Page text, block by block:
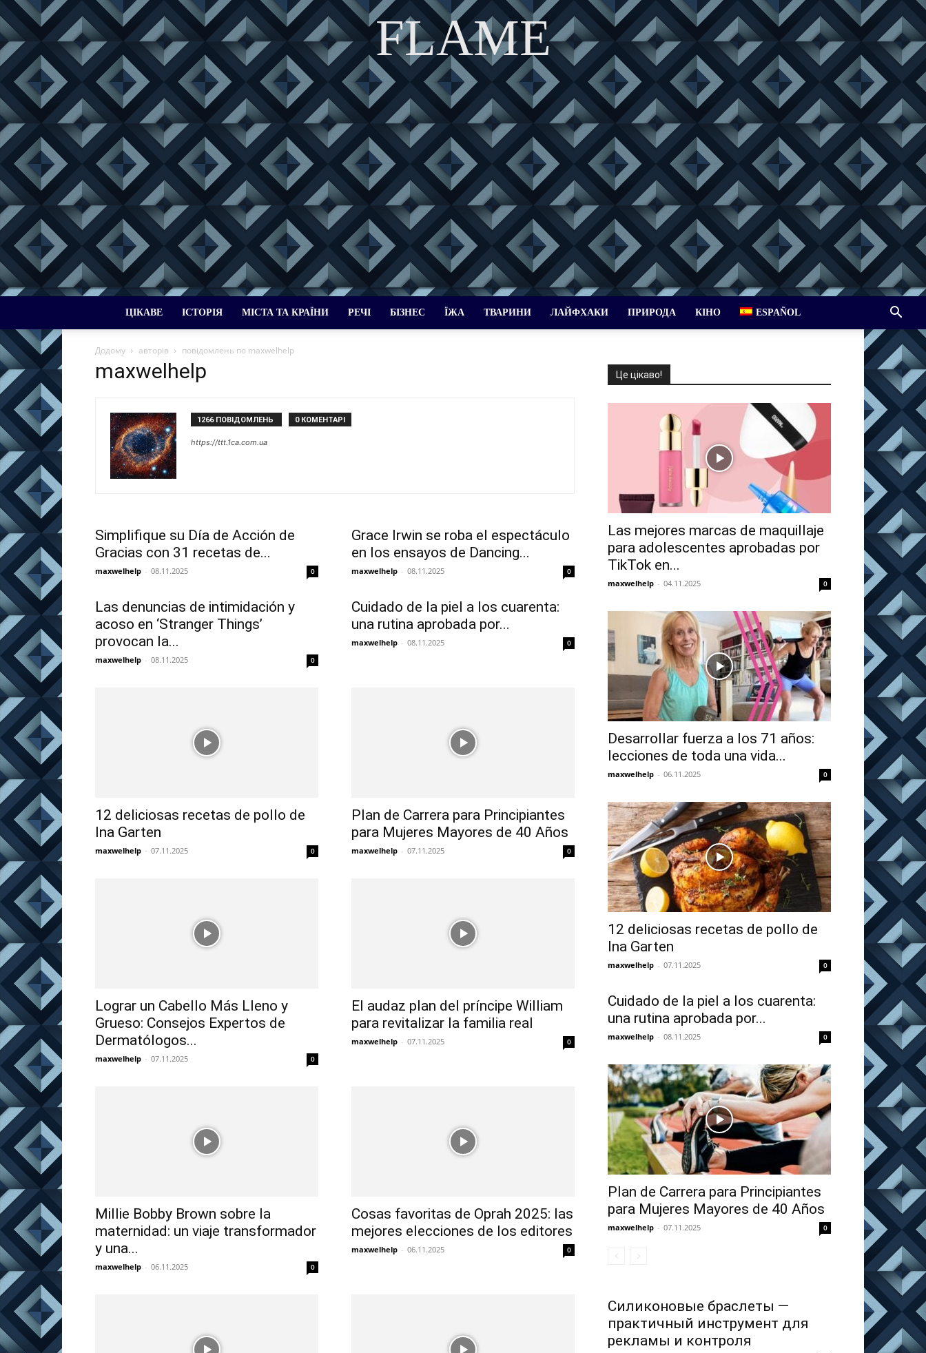
FLAME
DISCOVER THE ART OF PUBLISHING
ЦІКАВЕ ІСТОРІЯ МІСТА ТА КРАЇНИ РЕЧІ БІЗНЕС ЇЖА ТВАРИНИ ЛАЙФХАКИ ПРИРОДА КІНО ESPAÑOL
Додому авторів повідомлень по maxwelhelp
maxwelhelp
1266 ПОВІДОМЛЕНЬ 0 КОМЕНТАРІ
https://ttt.1ca.com.ua
Simplifique su Día de Acción de
Gracias con 31 recetas de...
maxwelhelp - 08.11.2025 0
Grace Irwin se roba el espectáculo
en los ensayos de Dancing...
maxwelhelp - 08.11.2025 0
Las denuncias de intimidación y
acoso en ‘Stranger Things’
provocan la...
maxwelhelp - 08.11.2025 0
Cuidado de la piel a los cuarenta:
una rutina aprobada por...
maxwelhelp - 08.11.2025 0
12 deliciosas recetas de pollo de
Ina Garten
maxwelhelp - 07.11.2025 0
Plan de Carrera para Principiantes
para Mujeres Mayores de 40 Años
maxwelhelp - 07.11.2025 0
Lograr un Cabello Más Lleno y
Grueso: Consejos Expertos de
Dermatólogos...
maxwelhelp - 07.11.2025 0
El audaz plan del príncipe William
para revitalizar la familia real
maxwelhelp - 07.11.2025 0
Millie Bobby Brown sobre la
maternidad: un viaje transformador
y una...
maxwelhelp - 06.11.2025 0
Cosas favoritas de Oprah 2025: las
mejores elecciones de los editores
maxwelhelp - 06.11.2025 0
Це цікаво!
Las mejores marcas de maquillaje
para adolescentes aprobadas por
TikTok en...
maxwelhelp - 04.11.2025 0
Desarrollar fuerza a los 71 años:
lecciones de toda una vida...
maxwelhelp - 06.11.2025 0
12 deliciosas recetas de pollo de
Ina Garten
maxwelhelp - 07.11.2025 0
Cuidado de la piel a los cuarenta:
una rutina aprobada por...
maxwelhelp - 08.11.2025 0
Plan de Carrera para Principiantes
para Mujeres Mayores de 40 Años
maxwelhelp - 07.11.2025 0
Силиконовые браслеты —
практичный инструмент для
рекламы и контроля